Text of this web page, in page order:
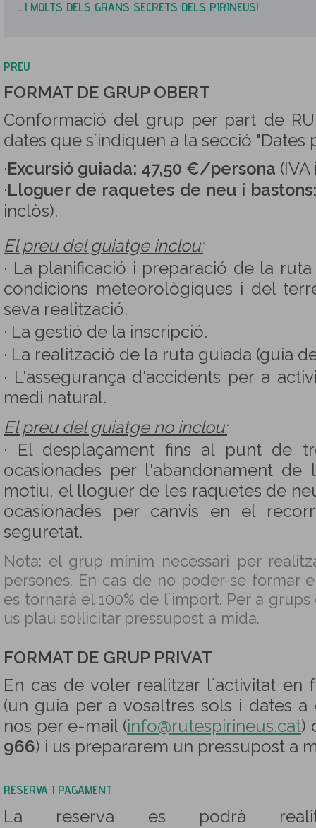
...I MOLTS DELS GRANS SECRETS DELS PIRINEUS!
PREU
FORMAT DE GRUP OBERT
Conformació del grup per part de
dates que s´indiquen a la secció "Dates
·Excursió guiada: 47,50 €/persona
·Lloguer de raquetes de neu i
inclòs).
El preu del guiatge inclou:
· La planificació i preparació de la
condicions meteorològiques i del
seva realització.
· La gestió de la inscripció.
· La realització de la ruta guiada (guia
· L'assegurança d'accidents per a
medi natural.
El preu del guiatge no inclou:
· El desplaçament fins al punt de
ocasionades per l'abandonament
motiu, el lloguer de les raquetes de
ocasionades per canvis en el
seguretat.
Nota: el grup mínim necessari per
persones. En cas de no poder-se formar
es tornarà el 100% de l´import. Per a
us plau sol·licitar pressupost a mida.
FORMAT DE GRUP PRIVAT
En cas de voler realitzar l´activitat
(un guia per a vosaltres sols i dates
nos per e-mail (info@rutespirineus.cat)
966) i us prepararem un pressupost a
RESERVA I PAGAMENT
La reserva es podrà